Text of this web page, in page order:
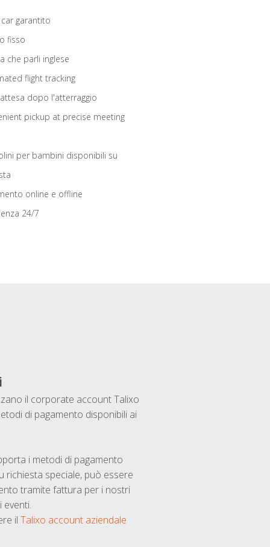
garantito
fisso
che parli inglese
flight tracking
dopo l'atterraggio
pickup at precise meeting
per bambini disponibili su
online e offline
24/7
il corporate account Talixo
di pagamento disponibili ai
i metodi di pagamento
richiesta speciale, può essere
tramite fattura per i nostri
il Talixo account aziendale